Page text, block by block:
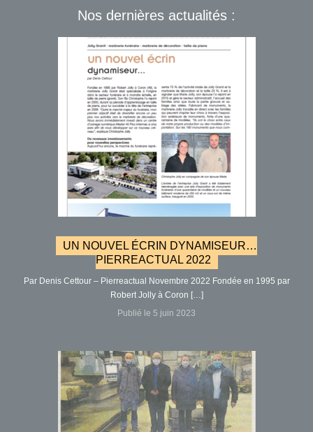
Nos dernières actualités :
UN NOUVEL ÉCRIN DYNAMISEUR…
PIERREACTUAL 2022
Par Denis Cettour – Pierreactual Novembre 2022 Fondée en 1995 par
Robert Jolly à Coron […]
Publié le 5 juin 2023